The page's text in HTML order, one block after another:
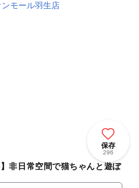
保存
296
非日常空間で猫ちゃんと遊ぼ